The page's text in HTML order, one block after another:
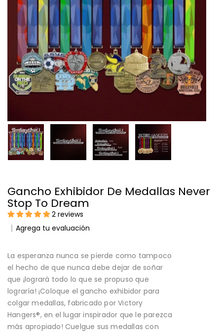
Gancho Exhibidor De Medallas Never
Stop To Dream
2 reviews
Agrega tu evaluación
La esperanza nunca se pierde como tampoco
el hecho de que nunca debe dejar de soñar
que ¡logrará todo lo que se propuso que
lograría! ¡Coloque el gancho exhibidor para
colgar medallas, fabricado por Victory
Hangers®, en el lugar inspirador que le parezca
más apropiado! Cuelgue sus medallas con